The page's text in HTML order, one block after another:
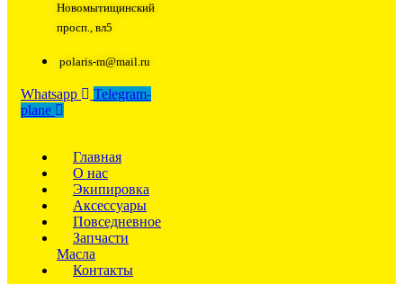
Новомытищинский
просп., вл5
polaris-m@mail.ru
Whatsapp
Telegram-
plane
Главная
О нас
Экипировка
Аксессуары
Повседневное
Запчасти
Масла
Контакты